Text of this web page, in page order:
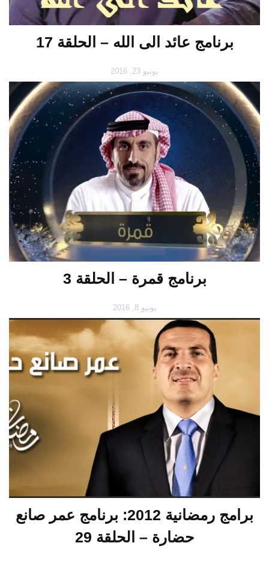
برنامج عائد الى الله – الحلقة 17
يونيو 23, 2016
برنامج قمرة – الحلقة 3
يونيو 8, 2016
برامج رمضانية 2012: برنامج عمر صانع
حضارة – الحلقة 29